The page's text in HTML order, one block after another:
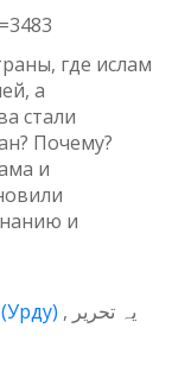
где ислам
а
стали
Почему?
и
и
یہ تحریر (Урду)